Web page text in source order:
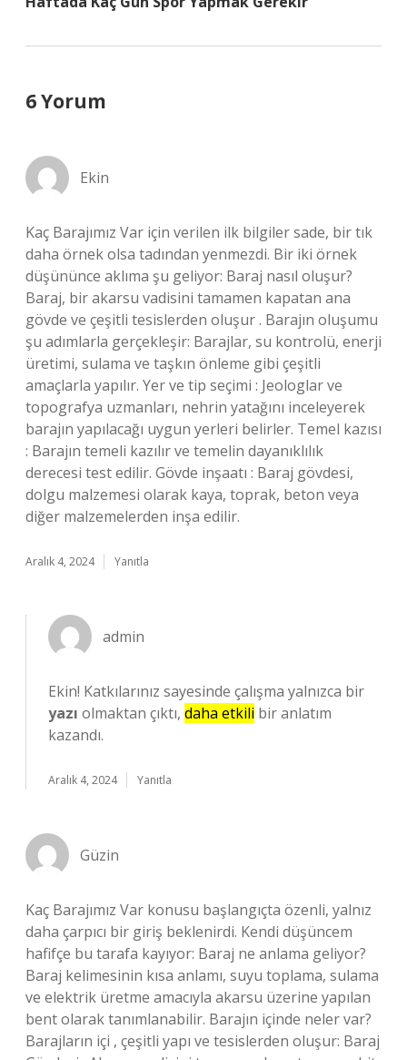
6 Yorum
Ekin
Kaç Barajımız Var için verilen ilk bilgiler sade, bir tık
daha örnek olsa tadından yenmezdi. Bir iki örnek
düşününce aklıma şu geliyor: Baraj nasıl oluşur?
Baraj, bir akarsu vadisini tamamen kapatan ana
gövde ve çeşitli tesislerden oluşur . Barajın oluşumu
şu adımlarla gerçekleşir: Barajlar, su kontrolü, enerji
üretimi, sulama ve taşkın önleme gibi çeşitli
amaçlarla yapılır. Yer ve tip seçimi : Jeologlar ve
topografya uzmanları, nehrin yatağını inceleyerek
barajın yapılacağı uygun yerleri belirler. Temel kazısı
: Barajın temeli kazılır ve temelin dayanıklılık
derecesi test edilir. Gövde inşaatı : Baraj gövdesi,
dolgu malzemesi olarak kaya, toprak, beton veya
diğer malzemelerden inşa edilir.
Aralık 4, 2024 Yanıtla
admin
Ekin! Katkılarınız sayesinde çalışma yalnızca bir
yazı olmaktan çıktı, daha etkili bir anlatım
kazandı.
Aralık 4, 2024 Yanıtla
Güzin
Kaç Barajımız Var konusu başlangıçta özenli, yalnız
daha çarpıcı bir giriş beklenirdi. Kendi düşüncem
hafifçe bu tarafa kayıyor: Baraj ne anlama geliyor?
Baraj kelimesinin kısa anlamı, suyu toplama, sulama
ve elektrik üretme amacıyla akarsu üzerine yapılan
bent olarak tanımlanabilir. Barajın içinde neler var?
Barajların içi , çeşitli yapı ve tesislerden oluşur: Baraj